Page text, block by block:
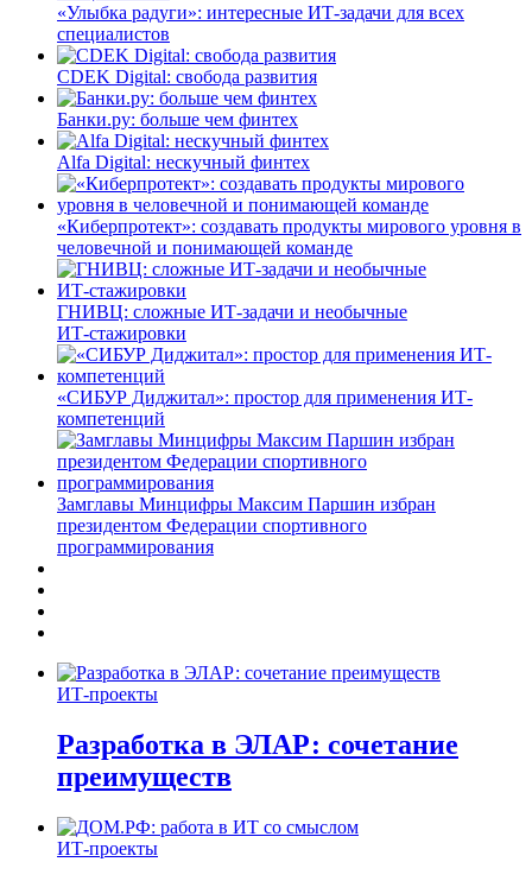
«Улыбка радуги»: интересные ИТ-задачи для всех
специалистов
CDEK Digital: свобода развития
Банки.ру: больше чем финтех
Alfa Digital: нескучный финтех
«Киберпротект»: создавать продукты мирового уровня в
человечной и понимающей команде
ГНИВЦ: сложные ИТ‑задачи и необычные
ИТ‑стажировки
«СИБУР Диджитал»: простор для применения ИТ-
компетенций
Замглавы Минцифры Максим Паршин избран
президентом Федерации спортивного
программирования
ИТ-проекты
Разработка в ЭЛАР: сочетание
преимуществ
ИТ-проекты